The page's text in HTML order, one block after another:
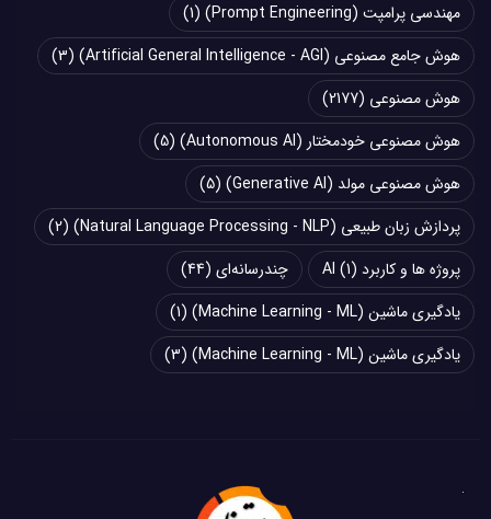
مهندسی پرامپت (Prompt Engineering)
(1)
هوش جامع مصنوعی (Artificial General Intelligence - AGI)
(3)
هوش مصنوعی (2177)
هوش مصنوعی خودمختار (Autonomous AI)
(5)
هوش مصنوعی مولد (Generative AI)
(5)
پردازش زبان طبیعی (Natural Language Processing - NLP)
(2)
پروژه ها و کاربرد AI (1) چند‌‌رسانه‌ای (44)
یادگیری ماشین (Machine Learning - ML)
(1)
یادگیری ماشین (Machine Learning - ML)
(3)